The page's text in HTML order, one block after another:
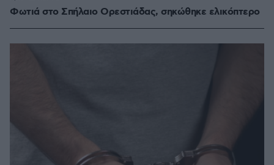
Φωτιά στο Σπήλαιο Ορεστιάδας, σηκώθηκε ελικόπτερο